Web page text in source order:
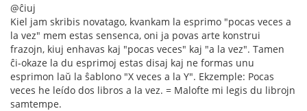
@ĉiuj
Kiel jam skribis novatago, kvankam la esprimo "pocas veces a
la vez" mem estas sensenca, oni ja povas arte konstrui
frazojn, kiuj enhavas kaj "pocas veces" kaj "a la vez". Tamen
ĉi-okaze la du esprimoj estas disaj kaj ne formas unu
esprimon laŭ la ŝablono "X veces a la Y". Ekzemple: Pocas
veces he leído dos libros a la vez. = Malofte mi legis du librojn
samtempe.